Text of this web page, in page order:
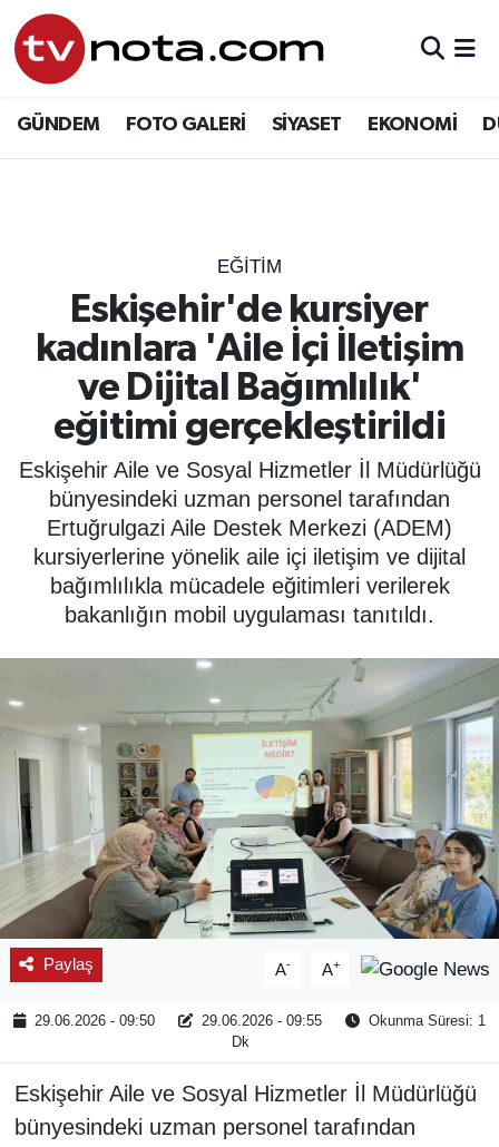
GÜNDEM FOTO GALERİ SİYASET EKONOMİ
EĞİTİM
Eskişehir'de kursiyer
kadınlara 'Aile İçi İletişim
ve Dijital Bağımlılık'
eğitimi gerçekleştirildi
Eskişehir Aile ve Sosyal Hizmetler İl Müdürlüğü
bünyesindeki uzman personel tarafından
Ertuğrulgazi Aile Destek Merkezi (ADEM)
kursiyerlerine yönelik aile içi iletişim ve dijital
bağımlılıkla mücadele eğitimleri verilerek
bakanlığın mobil uygulaması tanıtıldı.
Paylaş A- A+
29.06.2026 - 09:50 29.06.2026 - 09:55
Okunma Süresi: 1
Dk
Eskişehir Aile ve Sosyal Hizmetler İl Müdürlüğü
bünyesindeki uzman personel tarafından
GÜNDEM
YURT
EĞİTİM
ÖZEL HABER
SAĞLIK
SPOR
ÇEVRE
BİLİM - TEKNOLOJİ
KADIN
KÜLTÜR SANAT
MAGAZİN
Hava Durumu
Son Dakika Haberleri
Haber Arşivi